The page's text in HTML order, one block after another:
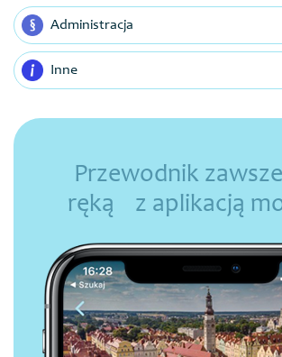
Administracja
Inne
Przewodnik
ręką z aplikacją